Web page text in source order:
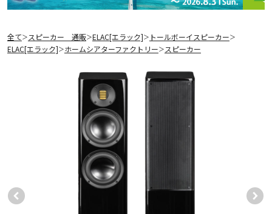
全て＞ スピーカー 通販＞ELAC[エラック]＞ トールボーイスピーカー＞
ELAC[エラック]＞ホームシアターファクトリー＞ スピーカー